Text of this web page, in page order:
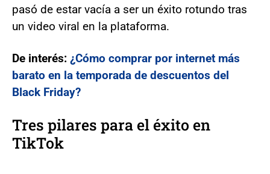
pasó de estar vacía a ser un éxito rotundo tras
un video viral en la plataforma.
De interés: ¿Cómo comprar por internet más
barato en la temporada de descuentos del
Black Friday?
Tres pilares para el éxito en
TikTok